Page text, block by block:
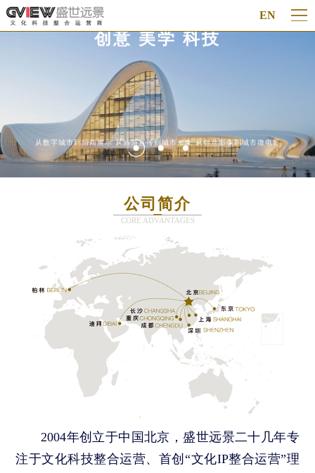
EN
创意 美学 科技
从数字城市到招商展示 从旅游宣传到城市形象 从创意影像到城市微电影
公司简介
CORE ADVANTAGES
2004年创立于中国北京，盛世远景二十几年专
注于文化科技整合运营、首创“文化IP整合运营”理